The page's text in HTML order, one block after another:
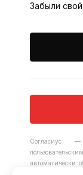
Забыли
Согласиус
автоматически